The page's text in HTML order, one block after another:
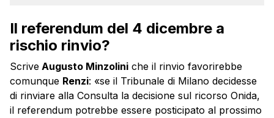
Il referendum del 4 dicembre a
rischio rinvio?
Scrive Augusto Minzolini che il rinvio favorirebbe
comunque Renzi: «se il Tribunale di Milano decidesse
di rinviare alla Consulta la decisione sul ricorso Onida,
il referendum potrebbe essere posticipato al prossimo